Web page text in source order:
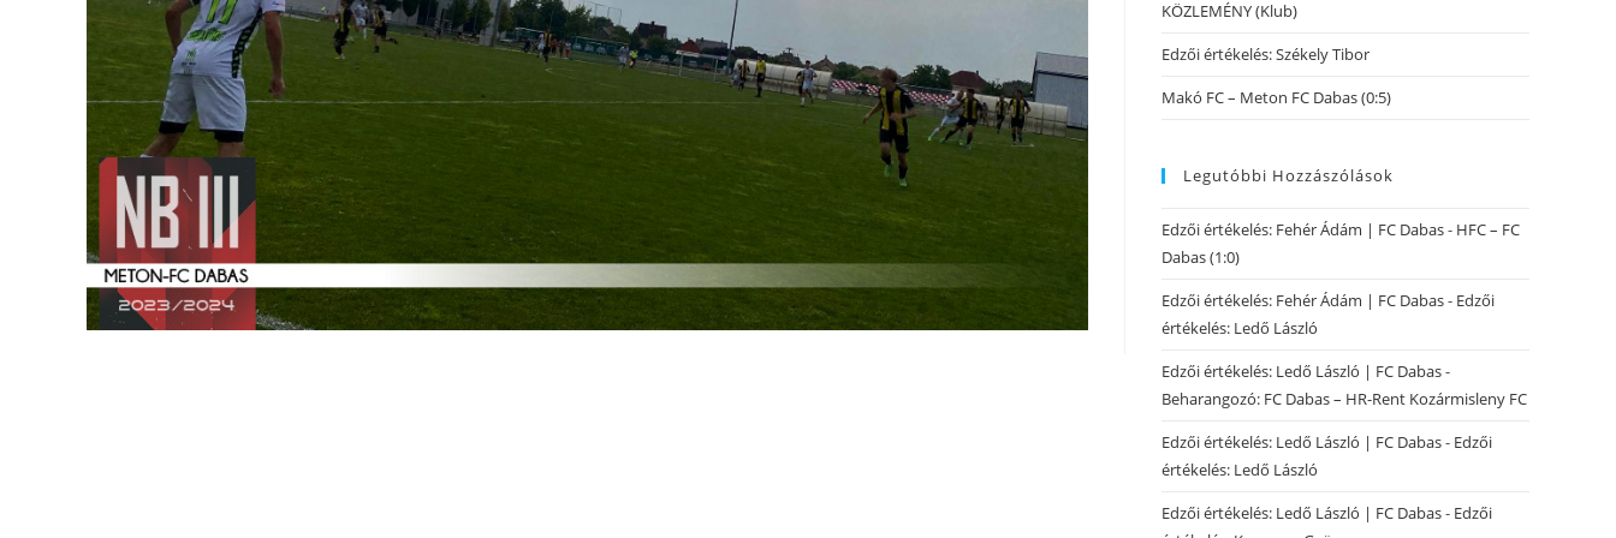
KÖZLEMÉNY (Klub)
Edzői értékelés: Székely Tibor
Makó FC – Meton FC Dabas (0:5)
Legutóbbi Hozzászólások
Edzői értékelés: Fehér Ádám | FC Dabas- HFC – FC
Dabas (1:0)
Edzői értékelés: Fehér Ádám | FC Dabas- Edzői
értékelés: Ledő László
Edzői értékelés: Ledő László | FC Dabas-
Beharangozó: FC Dabas – HR-Rent Kozármisleny FC
Edzői értékelés: Ledő László | FC Dabas- Edzői
értékelés: Ledő László
Edzői értékelés: Ledő László | FC Dabas- Edzői